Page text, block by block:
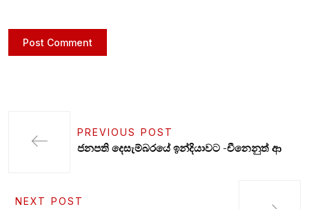
PREVIOUS POST
ජනපති දෙසැම්බරයේ ඉන්දියාවට -චීනෙනුත් ආ
NEXT POST